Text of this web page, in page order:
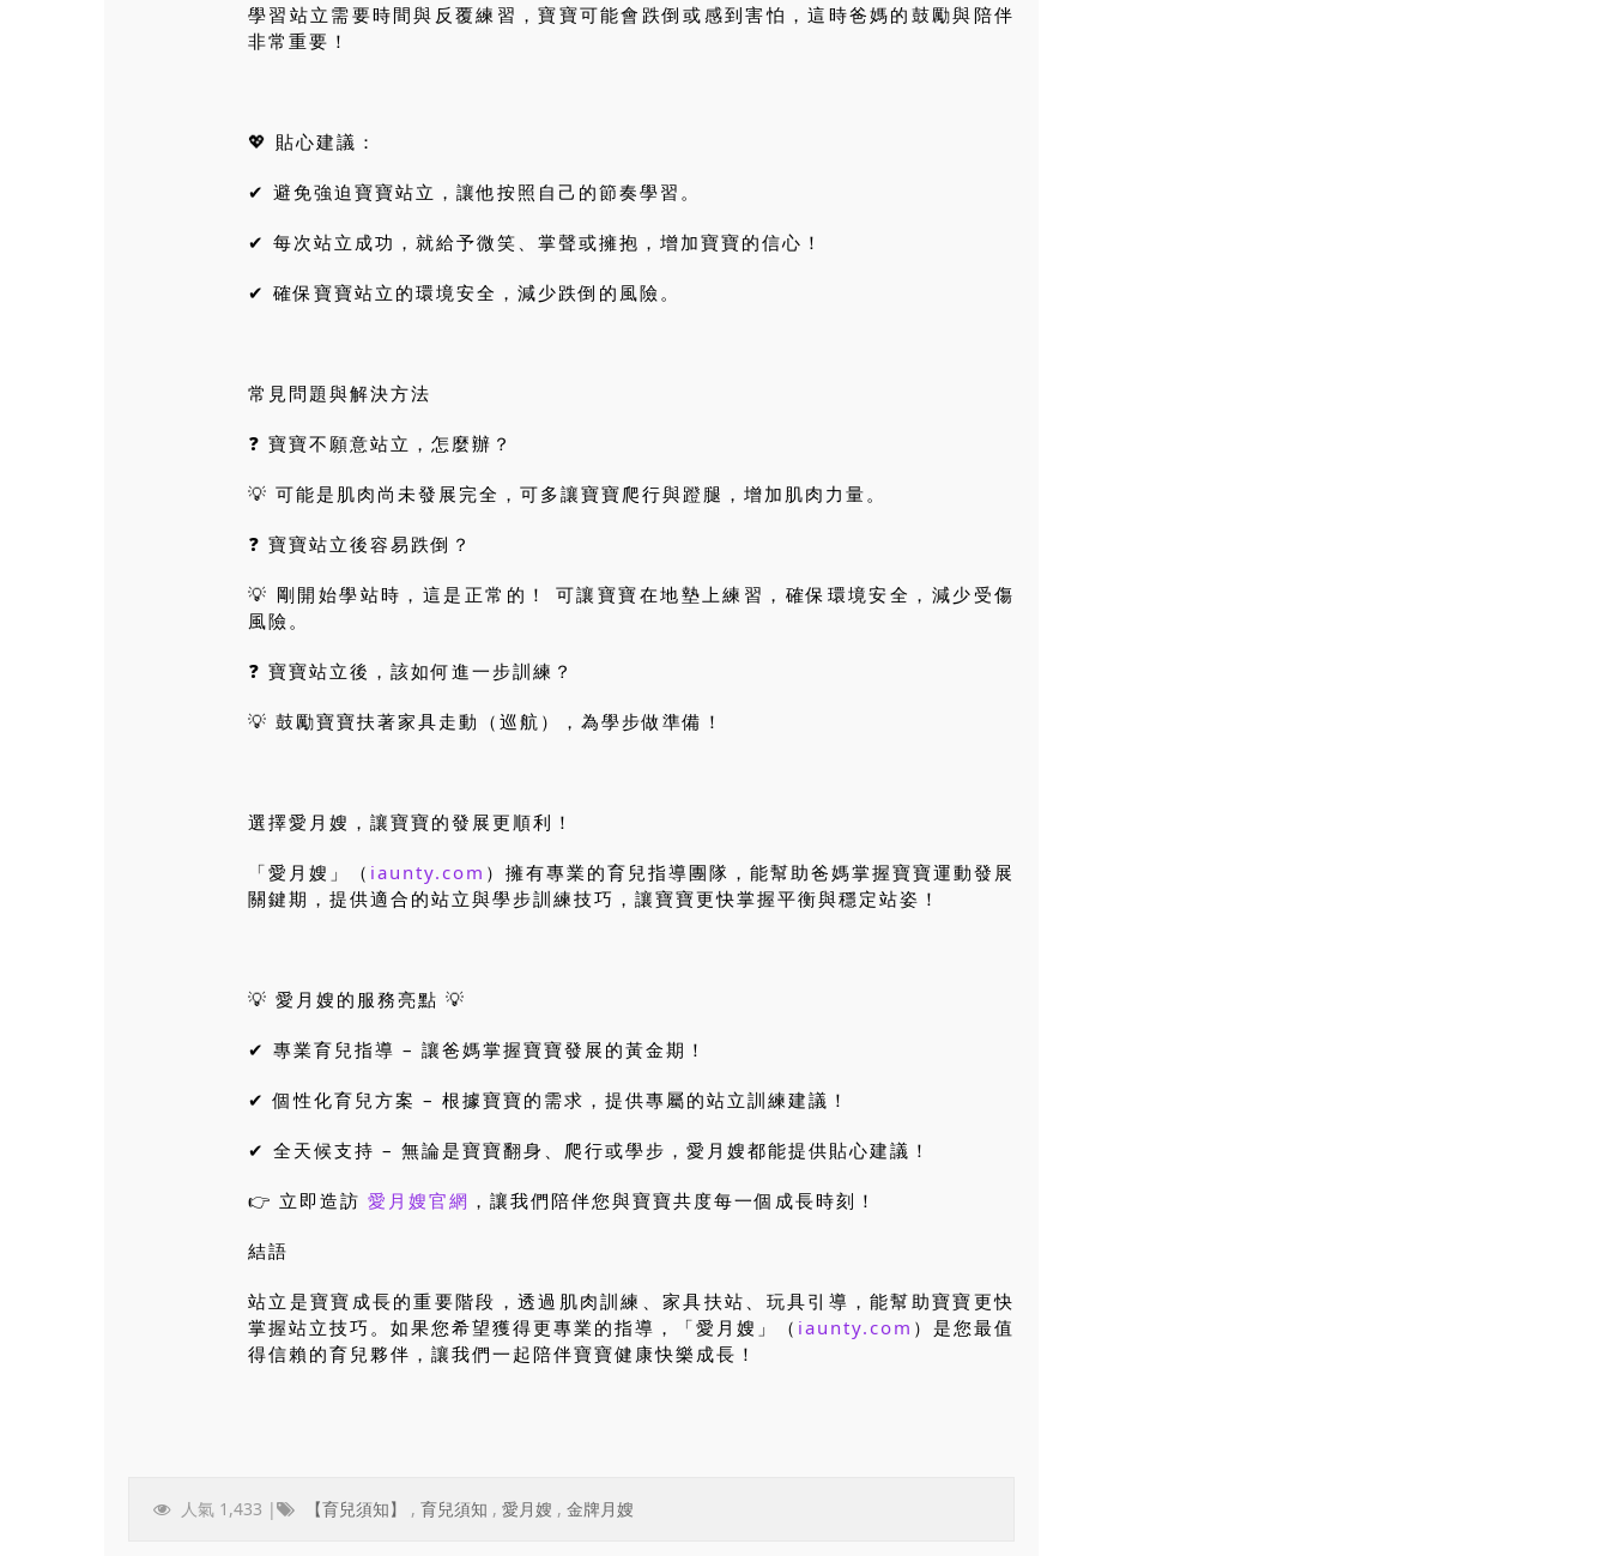
學習站立需要時間與反覆練習，寶寶可能會跌倒或感到害怕，這時爸媽的鼓勵與陪伴
非常重要！
💖 貼心建議：
✔ 避免強迫寶寶站立，讓他按照自己的節奏學習。
✔ 每次站立成功，就給予微笑、掌聲或擁抱，增加寶寶的信心！
✔ 確保寶寶站立的環境安全，減少跌倒的風險。
常見問題與解決方法
❓ 寶寶不願意站立，怎麼辦？
💡 可能是肌肉尚未發展完全，可多讓寶寶爬行與蹬腿，增加肌肉力量。
❓ 寶寶站立後容易跌倒？
💡 剛開始學站時，這是正常的！ 可讓寶寶在地墊上練習，確保環境安全，減少受傷
風險。
❓ 寶寶站立後，該如何進一步訓練？
💡 鼓勵寶寶扶著家具走動（巡航），為學步做準備！
選擇愛月嫂，讓寶寶的發展更順利！
「愛月嫂」（ iaunty.com ）擁有專業的育兒指導團隊，能幫助爸媽掌握寶寶運動發展
關鍵期，提供適合的站立與學步訓練技巧，讓寶寶更快掌握平衡與穩定站姿！
💡 愛月嫂的服務亮點 💡
✔ 專業育兒指導 – 讓爸媽掌握寶寶發展的黃金期！
✔ 個性化育兒方案 – 根據寶寶的需求，提供專屬的站立訓練建議！
✔ 全天候支持 – 無論是寶寶翻身、爬行或學步，愛月嫂都能提供貼心建議！
👉 立即造訪 愛月嫂官網 ，讓我們陪伴您與寶寶共度每一個成長時刻！
結語
站立是寶寶成長的重要階段，透過肌肉訓練、家具扶站、玩具引導，能幫助寶寶更快
掌握站立技巧。如果您希望獲得更專業的指導，「愛月嫂」（ iaunty.com ）是您最值
得信賴的育兒夥伴，讓我們一起陪伴寶寶健康快樂成長！
人氣 1,433 | 【育兒須知】 , 育兒須知 , 愛月嫂 , 金牌月嫂